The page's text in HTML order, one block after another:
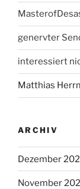
genervter
interessiert
Matthias
ARCHIV
Dezember
November